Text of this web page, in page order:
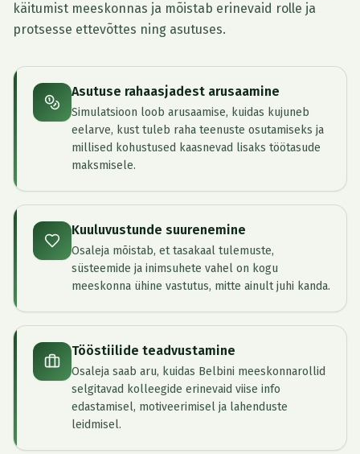
käitumist meeskonnas ja mõistab erinevaid rolle ja
protsesse ettevõttes ning asutuses.
Asutuse rahaasjadest arusaamine
Simulatsioon loob arusaamise, kuidas kujuneb
eelarve, kust tuleb raha teenuste osutamiseks ja
millised kohustused kaasnevad lisaks töötasude
maksmisele.
Kuuluvustunde suurenemine
Osaleja mõistab, et tasakaal tulemuste,
süsteemide ja inimsuhete vahel on kogu
meeskonna ühine vastutus, mitte ainult juhi kanda.
Tööstiilide teadvustamine
Osaleja saab aru, kuidas Belbini meeskonnarollid
selgitavad kolleegide erinevaid viise info
edastamisel, motiveerimisel ja lahenduste
leidmisel.